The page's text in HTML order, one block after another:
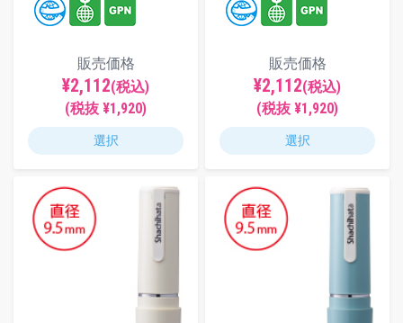
販売価格
¥2,112(税込)
(税抜 ¥1,920)
選択
販売価格
¥2,112(税込)
(税抜 ¥1,920)
選択